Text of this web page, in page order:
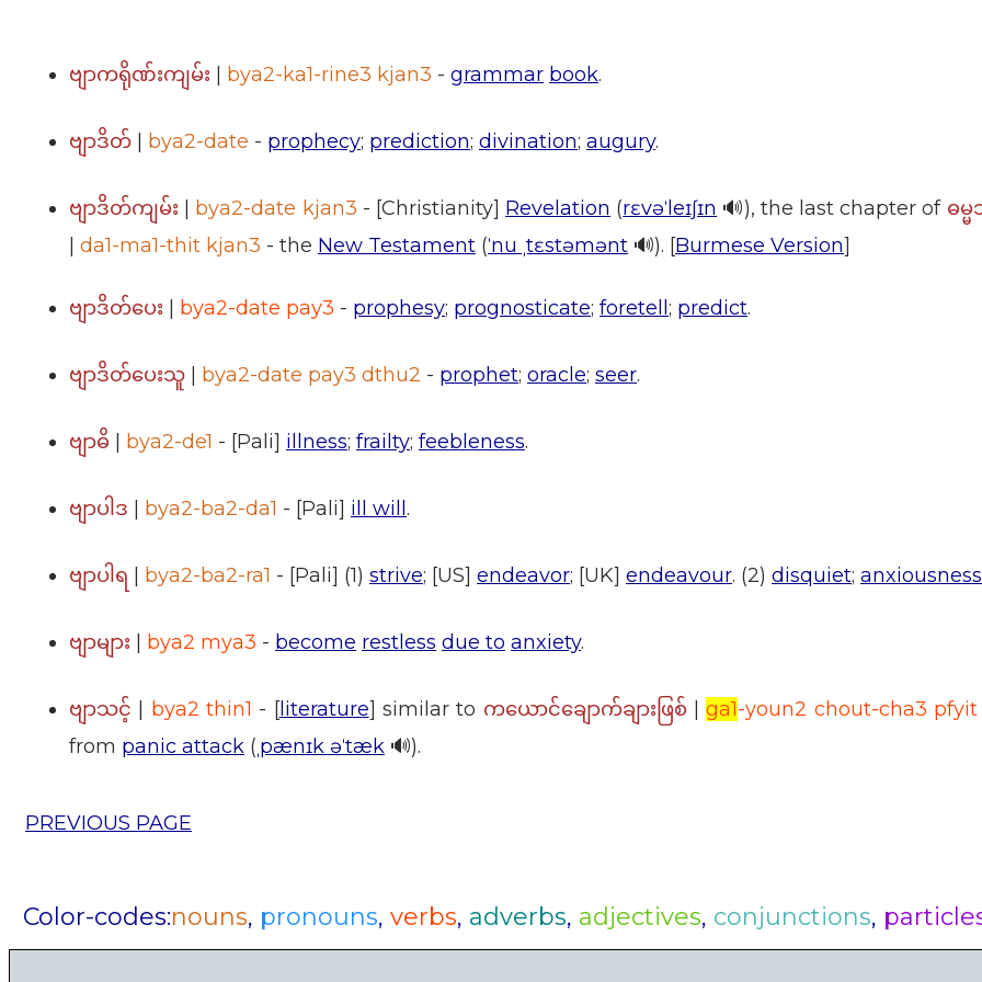
ဗျာကရိုဏ်းကျမ်း | bya2-ka1-rine3 kjan3 - grammar book.
ဗျာဒိတ် | bya2-date - prophecy; prediction; divination; augury.
ဗျာဒိတ်ကျမ်း | bya2-date kjan3 - [Christianity] Revelation (rɛvəˈleɪʃɪn 🔊), the last chapter of ဓမ္
| da1-ma1-thit kjan3 - the New Testament (ˈnu ˌtɛstəmənt 🔊). [Burmese Version]
ဗျာဒိတ်ပေး | bya2-date pay3 - prophesy; prognosticate; foretell; predict.
ဗျာဒိတ်ပေးသူ | bya2-date pay3 dthu2 - prophet; oracle; seer.
ဗျာဓိ | bya2-de1 - [Pali] illness; frailty; feebleness.
ဗျာပါဒ | bya2-ba2-da1 - [Pali] ill will.
ဗျာပါရ | bya2-ba2-ra1 - [Pali] (1) strive; [US] endeavor; [UK] endeavour. (2) disquiet; anxiousness
ဗျာများ | bya2 mya3 - become restless due to anxiety.
ဗျာသင့် | bya2 thin1 - [literature] similar to ကယောင်ချောက်ချားဖြစ် |ga1-youn2 chout-cha3 pfyit
from panic attack ( ˌpænɪk əˈtæk 🔊).
PREVIOUS PAGE
Color-codes:nouns, pronouns, verbs, adverbs, adjectives, conjunctions,